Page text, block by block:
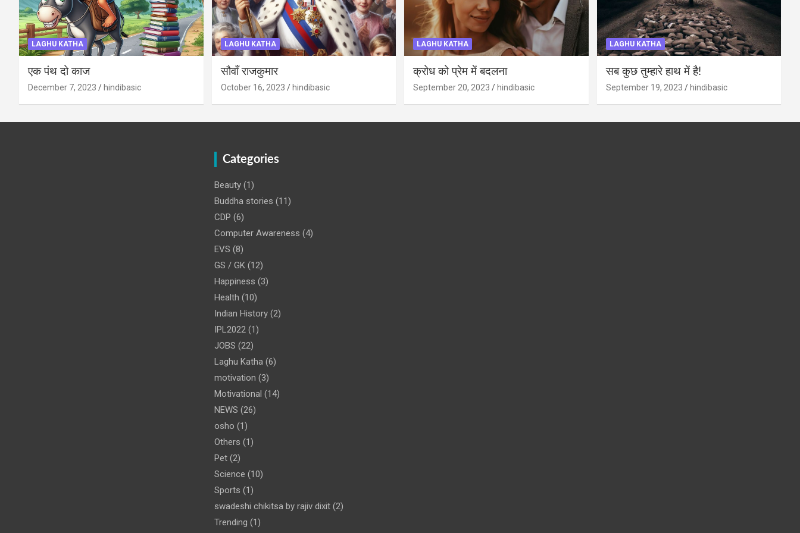
LAGHU KATHA
एक पंथ दो काज
December 7, 2023 hindibasic
LAGHU KATHA
सौवाँ राजकुमार
October 16, 2023 hindibasic
LAGHU KATHA
क्रोध को प्रेम में बदलना
September 20, 2023 hindibasic
LAGHU KATHA
सब कुछ तुम्हारे हाथ में है!
September 19, 2023 hindibasic
Categories
Beauty(1)
Buddha stories (11)
CDP (6)
Computer Awareness (4)
EVS (8)
GS / GK(12)
Happiness (3)
Health (10)
Indian History(2)
IPL2022(1)
JOBS (22)
Laghu Katha(6)
motivation (3)
Motivational (14)
NEWS (26)
osho (1)
Others (1)
Pet(2)
Science (10)
Sports (1)
swadeshi chikitsa by rajiv dixit(2)
Trending (1)